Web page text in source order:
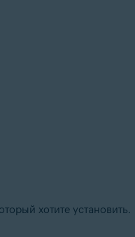
хотите установить.